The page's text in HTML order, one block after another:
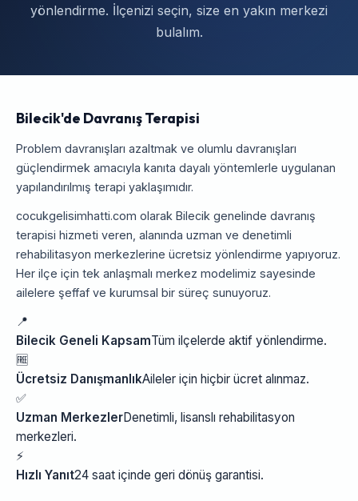
yönlendirme. İlçenizi seçin, size en yakın merkezi
bulalım.
Bilecik'de Davranış Terapisi
Problem davranışları azaltmak ve olumlu davranışları
güçlendirmek amacıyla kanıta dayalı yöntemlerle uygulanan
yapılandırılmış terapi yaklaşımıdır.
cocukgelisimhatti.com olarak Bilecik genelinde davranış
terapisi hizmeti veren, alanında uzman ve denetimli
rehabilitasyon merkezlerine ücretsiz yönlendirme yapıyoruz.
Her ilçe için tek anlaşmalı merkez modelimiz sayesinde
ailelere şeffaf ve kurumsal bir süreç sunuyoruz.
📍
Bilecik Geneli KapsamTüm ilçelerde aktif yönlendirme.
🆓
Ücretsiz DanışmanlıkAileler için hiçbir ücret alınmaz.
✅
Uzman MerkezlerDenetimli, lisanslı rehabilitasyon
merkezleri.
⚡
Hızlı Yanıt24 saat içinde geri dönüş garantisi.